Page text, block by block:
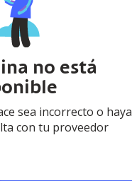
no está
sea incorrecto o haya
con tu proveedor